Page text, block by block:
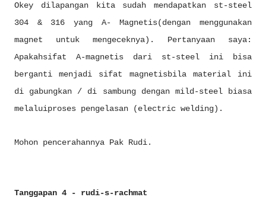
Okey dilapangan kita sudah mendapatkan st-steel
304 & 316 yang A- Magnetis(dengan menggunakan
magnet untuk mengeceknya). Pertanyaan saya:
Apakahsifat A-magnetis dari st-steel ini bisa
berganti menjadi sifat magnetisbila material ini
di gabungkan / di sambung dengan mild-steel biasa
melaluiproses pengelasan (electric welding).
Mohon pencerahannya Pak Rudi.
Tanggapan 4 - rudi-s-rachmat